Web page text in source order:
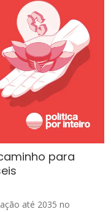
para
até 2035 no